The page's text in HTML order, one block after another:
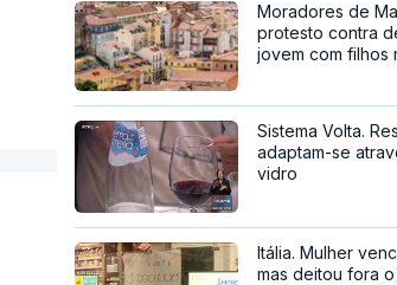
Moradores de
protesto contra
jovem com filhos
Sistema Volta.
adaptam-se
vidro
Itália. Mulher
mas deitou fora